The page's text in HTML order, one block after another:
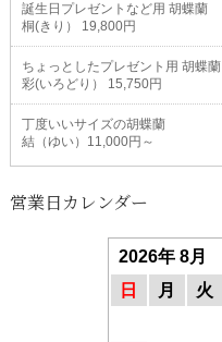
誕生日プレゼントなど用 胡蝶蘭
桐(きり） 19,800円
ちょっとしたプレゼント用 胡蝶蘭
彩(いろどり） 15,750円
丁度いいサイズの胡蝶蘭
結（ゆい）11,000円～
営業日カレンダー
2026年 8月
日
月 火